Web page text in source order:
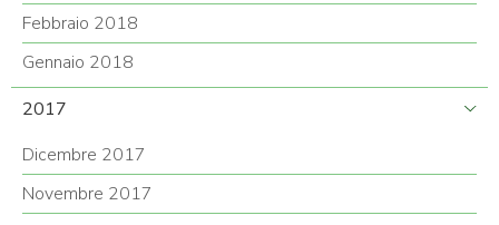
Febbraio 2018
Gennaio 2018
2017
Dicembre 2017
Novembre 2017